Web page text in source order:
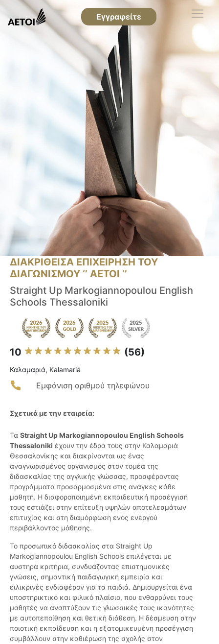
Εγγραφείτε
ΔΙΑΚΡΙΘΕΙΣΑ ΕΠΙΧΕΙΡΗΣΗ ΤΟΥ
ΔΙΑΓΩΝΙΣΜΟΥ ‘’ ΑΕΤΟΙ ‘’
Straight Up Markogiannopoulou English
Schools Thessaloniki
10 (56)
Καλαμαριά, Kalamariá
Εμφάνιση αριθμού τηλεφώνου
Σχετικά με την εταιρεία:
Τα Straight Up Markogiannopoulou English Schools
Thessaloniki έχουν την έδρα τους στην Καλαμαριά
Θεσσαλονίκης και διακρίνονται ως ένας
αναγνωρισμένος οργανισμός στον τομέα της
διδασκαλίας της αγγλικής γλώσσας, προσφέροντας
προγράμματα προσαρμοσμένα στις ανάγκες κάθε
μαθητή. Η διαφοροποιημένη εκπαιδευτική προσέγγισή
τους εστιάζει στην επίτευξη υψηλών αποτελεσμάτων
επιτυχίας και στη διαμόρφωση ενός ενεργού
περιβάλλοντος μάθησης.
Το προσωπικό διδασκαλίας στα Straight Up
Markogiannopoulou English Schools επιλέγεται με
αυστηρά κριτήρια, συνδυάζοντας επιστημονικές
γνώσεις, σημαντική παιδαγωγική εμπειρία και
ειλικρινές ενδιαφέρον για τα παιδιά. Δημιουργείται ένα
υποστηρικτικό και φιλικό πλαίσιο, που ενθαρρύνει τους
μαθητές να αναπτύξουν τις γλωσσικές τους ικανότητες
με αυτοπεποίθηση και θετική διάθεση. Η δέσμευση στην
ποιοτική εκπαίδευση και η εξατομικευμένη προσέγγιση
συμβάλλουν στην καθιέρωση της σχολής στον